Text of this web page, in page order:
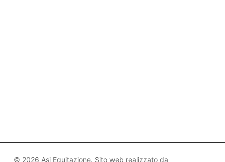
© 2026 Asi Equitazione. Sito web realizzato da